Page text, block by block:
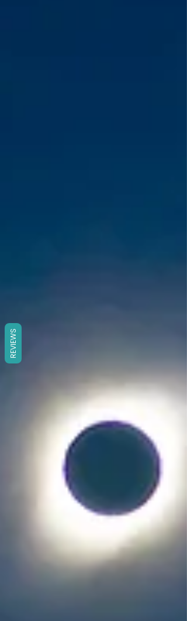
REVIEWS